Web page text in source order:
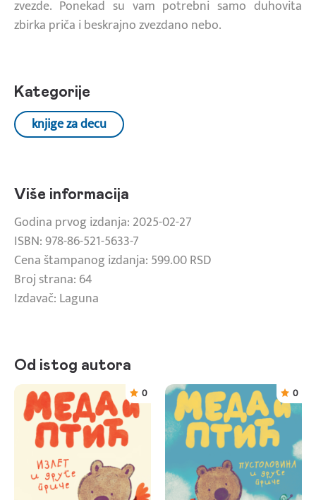
zvezde. Ponekad su vam potrebni samo duhovita
zbirka priča i beskrajno zvezdano nebo.
Kategorije
knjige za decu
Više informacija
Godina prvog izdanja: 2025-02-27
ISBN: 978-86-521-5633-7
Cena štampanog izdanja: 599.00 RSD
Broj strana: 64
Izdavač: Laguna
Od istog autora
0
0